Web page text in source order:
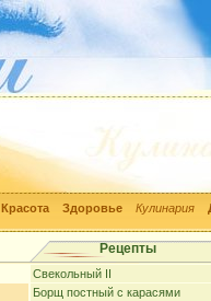
Красота Здоровье Кулинария
Рецепты
Свекольный II
Борщ постный с карасями